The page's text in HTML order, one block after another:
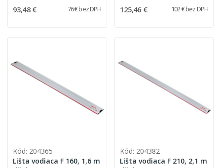
93,48 € 76 € bez DPH 125,46 € 102 € bez DPH
Kód: 204365
Lišta vodiaca F 160, 1,6 m
Kód: 204382
Lišta vodiaca F 210, 2,1 m